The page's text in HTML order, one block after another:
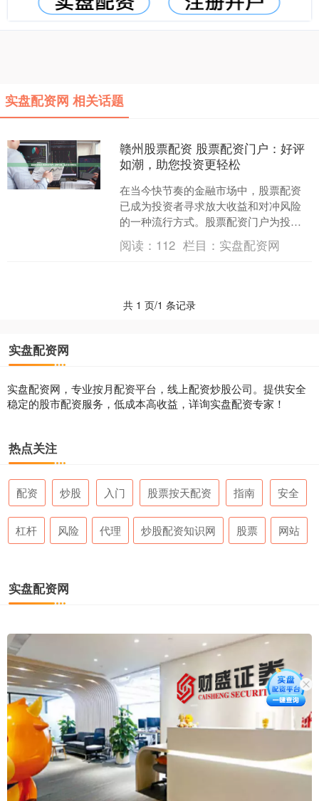
实盘配资网 相关话题
赣州股票配资 股票配资门户：好评
如潮，助您投资更轻松
在当今快节奏的金融市场中，股票配资
已成为投资者寻求放大收益和对冲风险
的一种流行方式。股票配资门户为投资
者提供了一个便捷的平台赣州股票配
资，让他们可以轻松地获得配....
阅读： 112 栏目： 实盘配资网
共 1 页/1 条记录
实盘配资网
实盘配资网，专业按月配资平台，线上配资炒股公司。提供安全
稳定的股市配资服务，低成本高收益，详询实盘配资专家！
热点关注
配资 炒股 入门 股票按天配资 指南 安全
杠杆 风险 代理 炒股配资知识网 股票 网站
实盘配资网